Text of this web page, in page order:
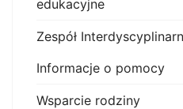
edukacyjne
Zespół
Informacje o pomocy
Wsparcie rodziny